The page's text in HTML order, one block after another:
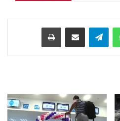
واتساب تيلقرام مشاركة عبر البريد طباعة